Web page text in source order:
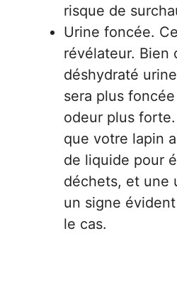
risque de
Urine foncée.
révélateur. Bien
déshydraté
sera plus
odeur plus
que votre lapin
de liquide pour
déchets, et une
un signe
le cas.